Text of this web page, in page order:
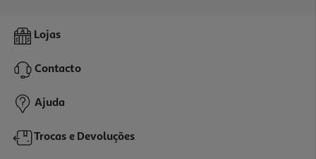
Alguidar Quadrado Actuel Verde 14l
4,99 €
Lojas
Contacto
Ajuda
Trocas e Devoluções